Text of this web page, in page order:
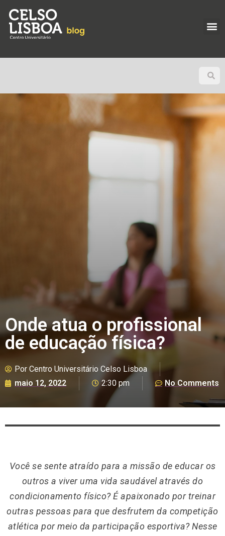
Onde atua o profissional
de educação física?
Por Centro Universitário Celso Lisboa
maio 12, 2022
2:30 pm No Comments
Você se sente atraído para a missão de educar os
outros a viver uma vida saudável através do
condicionamento físico? É apaixonado por treinar
outras pessoas para que desfrutem da competição
atlética por meio da participação esportiva? Nesse